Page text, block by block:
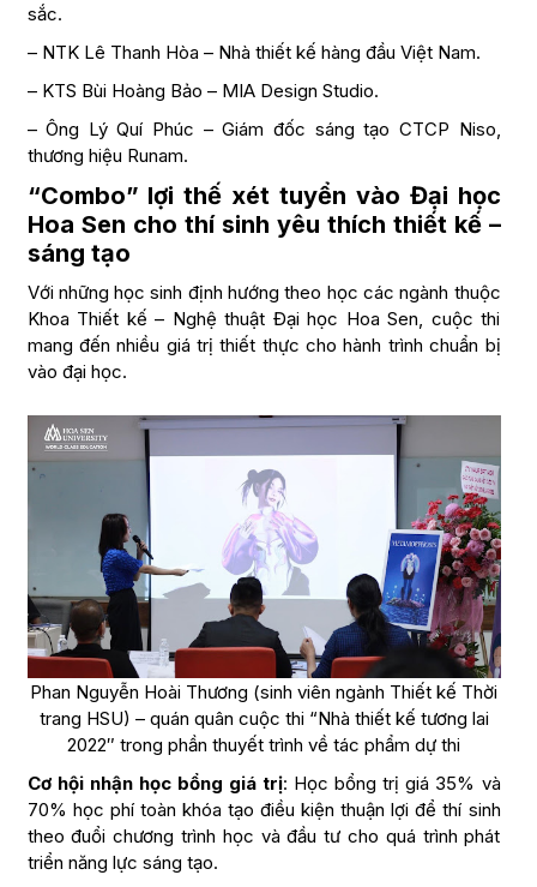
sắc.
– NTK Lê Thanh Hòa – Nhà thiết kế hàng đầu Việt Nam.
– KTS Bùi Hoàng Bảo – MIA Design Studio.
– Ông Lý Quí Phúc – Giám đốc sáng tạo CTCP Niso,
thương hiệu Runam.
“Combo” lợi thế xét tuyển vào Đại học
Hoa Sen cho thí sinh yêu thích thiết kế –
sáng tạo
Với những học sinh định hướng theo học các ngành thuộc
Khoa Thiết kế – Nghệ thuật Đại học Hoa Sen, cuộc thi
mang đến nhiều giá trị thiết thực cho hành trình chuẩn bị
vào đại học.
Phan Nguyễn Hoài Thương (sinh viên ngành Thiết kế Thời
trang HSU) – quán quân cuộc thi “Nhà thiết kế tương lai
2022″ trong phần thuyết trình về tác phẩm dự thi
Cơ hội nhận học bổng giá trị: Học bổng trị giá 35% và
70% học phí toàn khóa tạo điều kiện thuận lợi để thí sinh
theo đuổi chương trình học và đầu tư cho quá trình phát
triển năng lực sáng tạo.